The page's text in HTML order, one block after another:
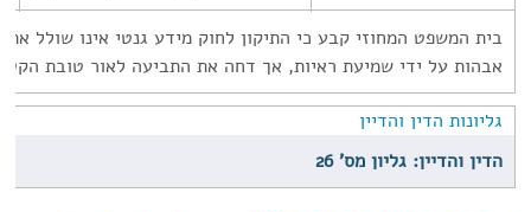
בית המשפט המחוזי קבע כי התיקון לחוק מידע גנטי אינו שולל את
אבהות על ידי שמיעת ראיות, אך דחה את התביעה לאור טובת
גליונות הדין והדיין
הדין והדיין: גליון מס' 26